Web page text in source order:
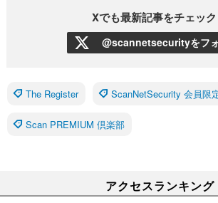
Xでも最新記事をチェック
@scannetsecurityをフ
The Register ScanNetSecurity 会員限
Scan PREMIUM 倶楽部
アクセスランキング